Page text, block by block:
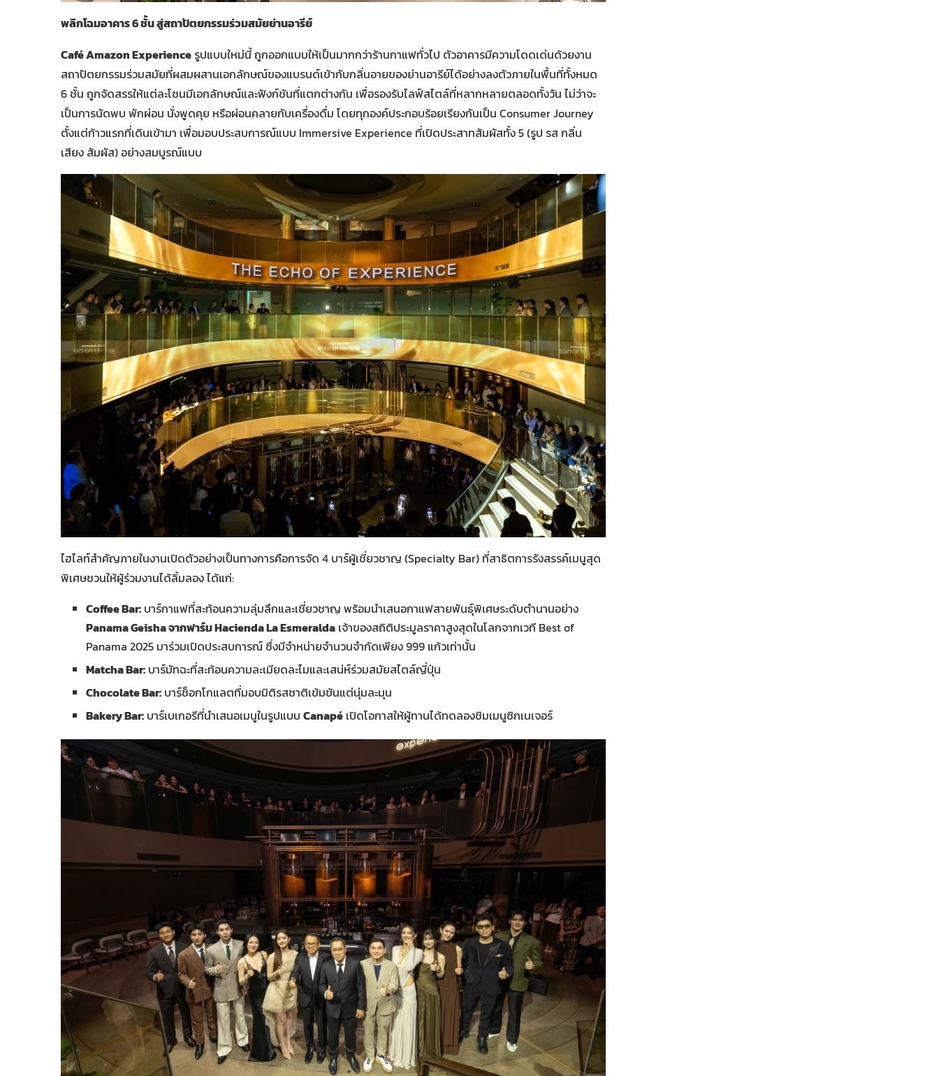
พลิกโฉมอาคาร6 ชั้น สู่สถาปัตยกรรมร่วมสมัยย่านอารีย์
Café Amazon Experience รูปแบบใหม่นี้ ถูกออกแบบให้เป็นมากกว่าร้านกาแฟทั่วไป ตัวอาคารมีความโดดเด่นด้วยงาน
สถาปัตยกรรมร่วมสมัยที่ผสมผสานเอกลักษณ์ของแบรนด์เข้ากับกลิ่นอายของย่านอารีย์ได้อย่างลงตัวภายในพื้นที่ทั้งหมด
6 ชั้น ถูกจัดสรรให้แต่ละโซนมีเอกลักษณ์และฟังก์ชันที่แตกต่างกัน เพื่อรองรับไลฟ์สไตล์ที่หลากหลายตลอดทั้งวัน ไม่ว่าจะ
เป็นการนัดพบ พักผ่อน นั่งพูดคุย หรือผ่อนคลายกับเครื่องดื่ม โดยทุกองค์ประกอบร้อยเรียงกันเป็น Consumer Journey
ตั้งแต่ก้าวแรกที่เดินเข้ามา เพื่อมอบประสบการณ์แบบ Immersive Experience ที่เปิดประสาทสัมผัสทั้ง 5 (รูป รส กลิ่น
เสียง สัมผัส) อย่างสมบูรณ์แบบ
ไฮไลท์สำคัญภายในงานเปิดตัวอย่างเป็นทางการคือการจัด 4 บาร์ผู้เชี่ยวชาญ (Specialty Bar) ที่สาธิตการรังสรรค์เมนูสุด
พิเศษชวนให้ผู้ร่วมงานได้ลิ้มลอง ได้แก่:
Coffee Bar: บาร์กาแฟที่สะท้อนความลุ่มลึกและเชี่ยวชาญ พร้อมนำเสนอกาแฟสายพันธุ์พิเศษระดับตำนานอย่าง
Panama Geisha จากฟาร์ม Hacienda La Esmeralda เจ้าของสถิติประมูลราคาสูงสุดในโลกจากเวที Best of
Panama 2025 มาร่วมเปิดประสบการณ์ ซึ่งมีจำหน่ายจำนวนจำกัดเพียง 999 แก้วเท่านั้น
Matcha Bar: บาร์มัทฉะที่สะท้อนความละเมียดละไมและเสน่ห์ร่วมสมัยสไตล์ญี่ปุ่น
Chocolate Bar: บาร์ช็อกโกแลตที่มอบมิติรสชาติเข้มข้นแต่นุ่มละมุน
Bakery Bar: บาร์เบเกอรีที่นำเสนอเมนูในรูปแบบ Canapé เปิดโอกาสให้ผู้ทานได้ทดลองชิมเมนูซิกเนเจอร์